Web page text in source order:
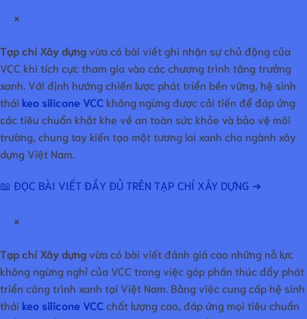
×
Tạp chí Xây dựngvừa có bài viết ghi nhận sự chủ động của
VCC khi tích cực tham gia vào các chương trình tăng trưởng
xanh. Với định hướng chiến lược phát triển bền vững, hệ sinh
thái keo silicone VCC không ngừng được cải tiến để đáp ứng
các tiêu chuẩn khắt khe về an toàn sức khỏe và bảo vệ môi
trường, chung tay kiến tạo một tương lai xanh cho ngành xây
dựng Việt Nam.
📖 ĐỌC BÀI VIẾT ĐẦY ĐỦ TRÊN TẠP CHÍ XÂY DỰNG ➔
×
Tạp chí Xây dựngvừa có bài viết đánh giá cao những nỗ lực
không ngừng nghỉ của VCC trong việc góp phần thúc đẩy phát
triển công trình xanh tại Việt Nam. Bằng việc cung cấp hệ sinh
thái keo silicone VCC chất lượng cao, đáp ứng mọi tiêu chuẩn